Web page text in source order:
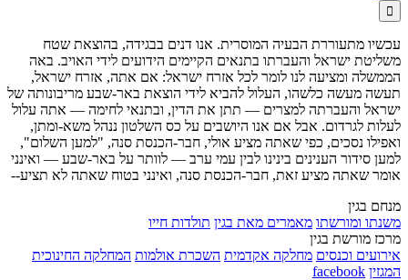

עכשיו מתעוררת הבעיה המוסרית. אנו דנים בבגידה, בהוצאת שטח
משליטת ישראל והעברתו בתנאים הקיימים הידועים לידי האויב. באה
הממשלה ומציעה לנו לומר לכל אזרח ישראל: אם אתה, אזרח ישראל,
תעשה מעשה כלשהו, העלול להביא לידי הוצאת באר-שבע מריבונותה של
ישראל והעברתה למצרים — תתן את הדין, ובתנאי לחימה — אתה עלול
לעלות לגרדום. אבל אם אנו היושבים על כס השלטון ננהל משא-ומתן,
ואפילו נסכים, כפי שאתה מציע אולי, חבר-הכנסת סנה, "למען השלום",
למען סידור הענינים בינינו לבין עמי ערב — לוותר על באר-שבע — ואינני
אומר שאתה מציע זאת, חבר-הכנסת סנה, ואינני בטוח שאתה לא תציע--
מנחם בגין
משנתו ומורשתו מאמרים מאת בגין תולדות חייו
מרכז מורשת בגין
אירועים וכנסים מחלקה אקדמית השכרת אולמות המחלקה החינוכית
המגזין facebook